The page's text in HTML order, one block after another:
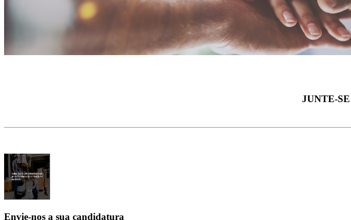
JUNTE-
Envie-nos a sua candidatura